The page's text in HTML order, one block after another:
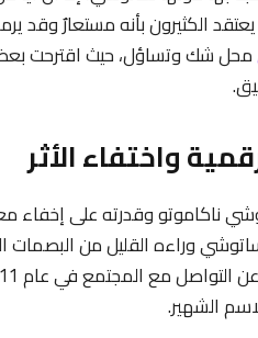
الكثيرون بأنه مستعارٌ
محل شك وتساؤل، حيث اقترحت
ناكاموتو وقدرته على إخفاء
وراءه القليل من
الشهير.